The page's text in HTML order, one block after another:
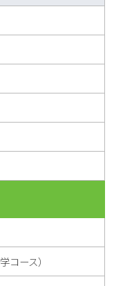
コース）